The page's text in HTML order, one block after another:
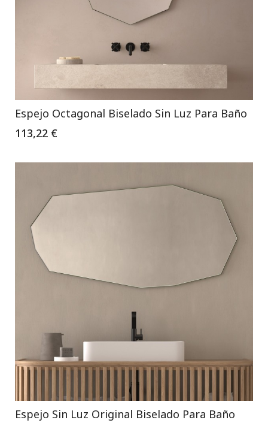
Espejo Octagonal Biselado Sin Luz Para Baño
113,22 €
Espejo Sin Luz Original Biselado Para Baño